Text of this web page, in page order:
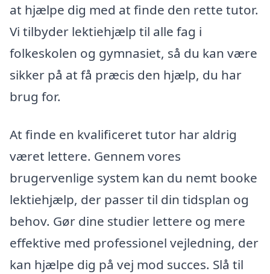
at hjælpe dig med at finde den rette tutor.
Vi tilbyder lektiehjælp til alle fag i
folkeskolen og gymnasiet, så du kan være
sikker på at få præcis den hjælp, du har
brug for.
At finde en kvalificeret tutor har aldrig
været lettere. Gennem vores
brugervenlige system kan du nemt booke
lektiehjælp, der passer til din tidsplan og
behov. Gør dine studier lettere og mere
effektive med professionel vejledning, der
kan hjælpe dig på vej mod succes. Slå til